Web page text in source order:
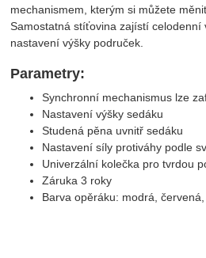
mechanismem, kterým si můžete
Samostatná stíťovina zajístí celodenní
nastavení výšky područek.
Parametry:
Synchronní mechanismus lze
Nastavení výšky sedáku
Studená pěna uvnitř sedáku
Nastavení síly protiváhy podle
Univerzální kolečka pro tvrdou
Záruka 3 roky
Barva opěráku: modrá,